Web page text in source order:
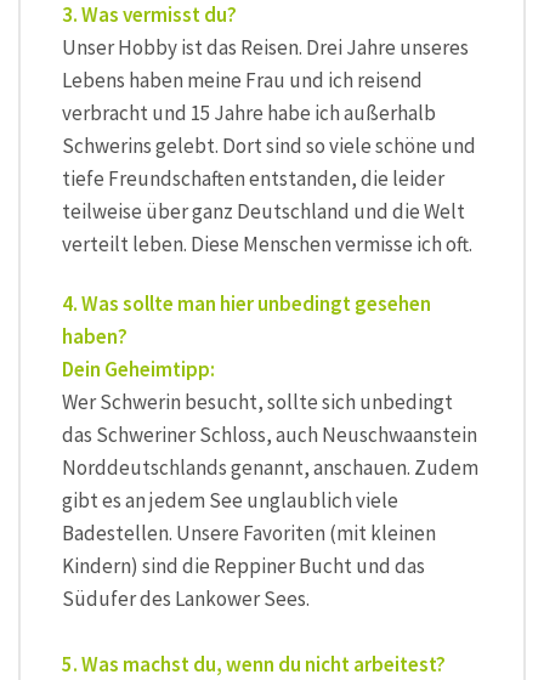
3. Was vermisst du?
Unser Hobby ist das Reisen. Drei Jahre unseres
Lebens haben meine Frau und ich reisend
verbracht und 15 Jahre habe ich außerhalb
Schwerins gelebt. Dort sind so viele schöne und
tiefe Freundschaften entstanden, die leider
teilweise über ganz Deutschland und die Welt
verteilt leben. Diese Menschen vermisse ich oft.
4. Was sollte man hier unbedingt gesehen
haben?
Dein Geheimtipp:
Wer Schwerin besucht, sollte sich unbedingt
das Schweriner Schloss, auch Neuschwaanstein
Norddeutschlands genannt, anschauen. Zudem
gibt es an jedem See unglaublich viele
Badestellen. Unsere Favoriten (mit kleinen
Kindern) sind die Reppiner Bucht und das
Südufer des Lankower Sees.
5. Was machst du, wenn du nicht arbeitest?